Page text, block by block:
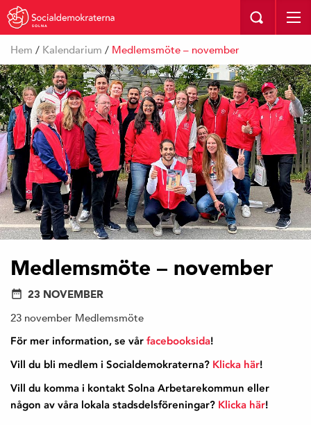
SOLNA
Hem / Kalendarium / Medlemsmöte – november
Medlemsmöte – november
23 NOVEMBER
23 november Medlemsmöte
För mer information, se vår facebooksida!
Vill du bli medlem i Socialdemokraterna? Klicka här!
Vill du komma i kontakt Solna Arbetarekommun eller
någon av våra lokala stadsdelsföreningar? Klicka här!